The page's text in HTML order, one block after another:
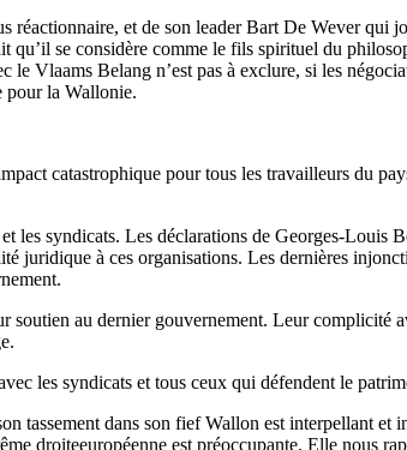
et de son leader Bart De Wever qui
se considère comme le fils spirituel du
Vlaams Belang n’est pas à exclure, si les
pour la Wallonie.
catastrophique pour tous les travailleurs du
les syndicats. Les déclarations de Georges-Louis
juridique à ces organisations. Les dernières
au dernier gouvernement. Leur complicité
les syndicats et tous ceux qui défendent le
dans son fief Wallon est interpellant et
droiteeuropéenne est préoccupante. Elle nous